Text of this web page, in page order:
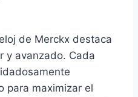
de Merckx destaca
y avanzado. Cada
para maximizar el